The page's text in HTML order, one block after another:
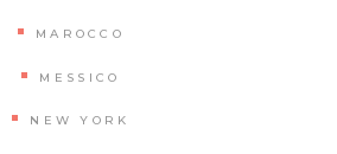
MAROCCO
MESSICO
NEW YORK